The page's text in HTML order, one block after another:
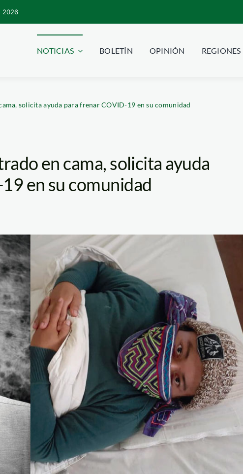
2026
NOTICIAS BOLETÍN OPINIÓN REGIONES
solicita ayuda para frenar COVID-19 en su comunidad
en cama, solicita ayuda
en su comunidad